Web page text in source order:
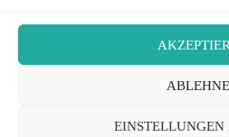
EINSTELLUNGEN
Kontakt /
Cookie-
to